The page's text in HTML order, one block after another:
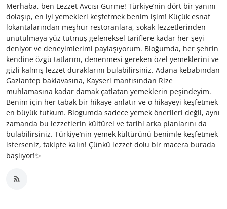
Merhaba, ben Lezzet Avcısı Gurme! Türkiye’nin dört bir yanını
dolaşıp, en iyi yemekleri keşfetmek benim işim! Küçük esnaf
lokantalarından meşhur restoranlara, sokak lezzetlerinden
unutulmaya yüz tutmuş geleneksel tariflere kadar her şeyi
deniyor ve deneyimlerimi paylaşıyorum. Bloğumda, her şehrin
kendine özgü tatlarını, denenmesi gereken özel yemeklerini ve
gizli kalmış lezzet duraklarını bulabilirsiniz. Adana kebabından
Gaziantep baklavasına, Kayseri mantısından Rize
muhlamasına kadar damak çatlatan yemeklerin peşindeyim.
Benim için her tabak bir hikaye anlatır ve o hikayeyi keşfetmek
en büyük tutkum. Blogumda sadece yemek önerileri değil, aynı
zamanda bu lezzetlerin kültürel ve tarihi arka planlarını da
bulabilirsiniz. Türkiye’nin yemek kültürünü benimle keşfetmek
isterseniz, takipte kalın! Çünkü lezzet dolu bir macera burada
başlıyor!✨